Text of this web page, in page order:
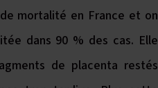
mortalité en France et on
dans 90 % des cas. Elle
de placenta restés